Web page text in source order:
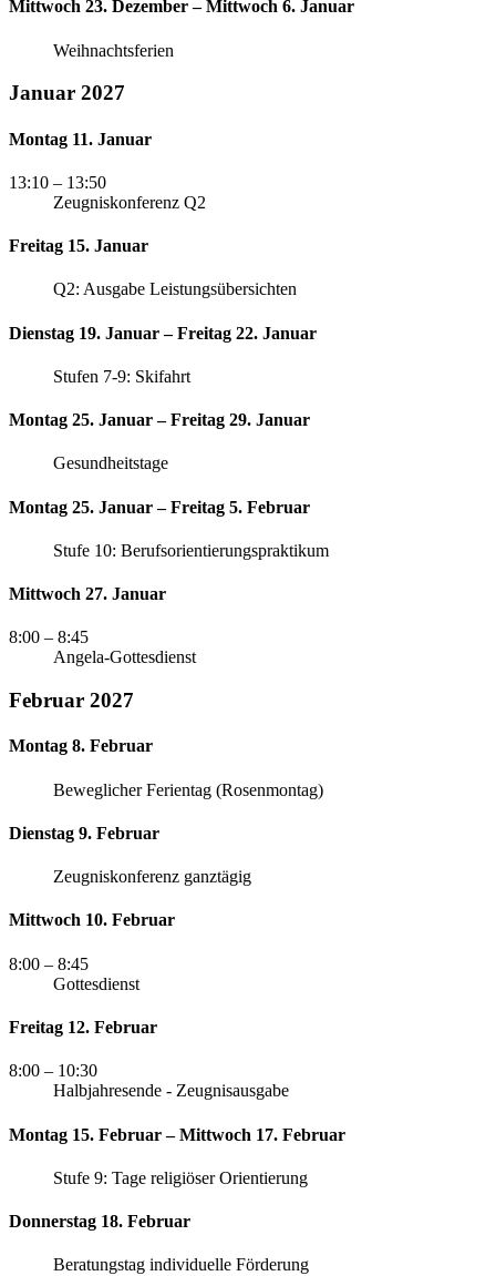
Mittwoch 23. Dezember – Mittwoch 6. Januar
Weihnachtsferien
Januar 2027
Montag 11. Januar
13:10 – 13:50
Zeugniskonferenz Q2
Freitag 15. Januar
Q2: Ausgabe Leistungsübersichten
Dienstag 19. Januar – Freitag 22. Januar
Stufen 7-9: Skifahrt
Montag 25. Januar – Freitag 29. Januar
Gesundheitstage
Montag 25. Januar – Freitag 5. Februar
Stufe 10: Berufsorientierungspraktikum
Mittwoch 27. Januar
8:00 – 8:45
Angela-Gottesdienst
Februar 2027
Montag 8. Februar
Beweglicher Ferientag (Rosenmontag)
Dienstag 9. Februar
Zeugniskonferenz ganztägig
Mittwoch 10. Februar
8:00 – 8:45
Gottesdienst
Freitag 12. Februar
8:00 – 10:30
Halbjahresende - Zeugnisausgabe
Montag 15. Februar – Mittwoch 17. Februar
Stufe 9: Tage religiöser Orientierung
Donnerstag 18. Februar
Beratungstag individuelle Förderung